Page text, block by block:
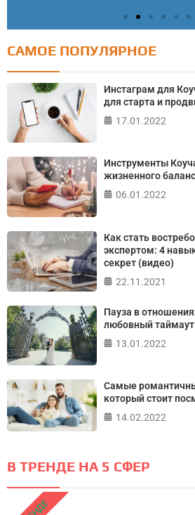
Тест: Как я контролирую
Онлайн тест на основе шкалы
Джулиана
САМОЕ ПОПУЛЯРНОЕ
Инстаграм для
для старта и
17.01.2022
Инструменты
жизненного
06.01.2022
Как стать
экспертом: 4
секрет (видео)
22.11.2021
Пауза в
любовный
13.01.2022
Самые
который стоит
14.02.2022
В ТРЕНДЕ НА 5 СФЕР